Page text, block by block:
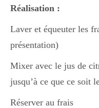
Réalisation :
Laver et équeuter les
présentation)
Mixer avec le jus de
jusqu’à ce que ce soit
Réserver au frais